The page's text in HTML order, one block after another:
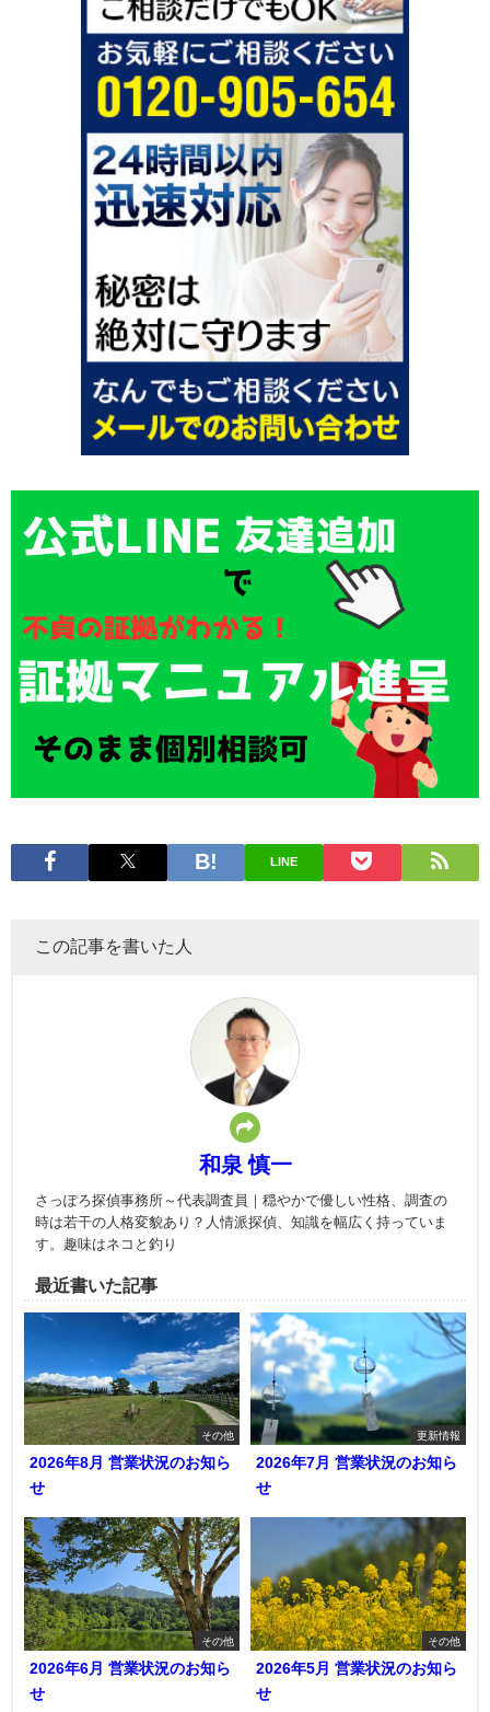
LINE
この記事を書いた人
和泉 慎一
さっぽろ探偵事務所～代表調査員｜穏やかで優しい性格、調査の
時は若干の人格変貌あり？人情派探偵、知識を幅広く持っていま
す。趣味はネコと釣り
最近書いた記事
その他
2026年8月 営業状況のお知ら
せ
更新情報
2026年7月 営業状況のお知ら
せ
その他
2026年6月 営業状況のお知ら
せ
その他
2026年5月 営業状況のお知ら
せ